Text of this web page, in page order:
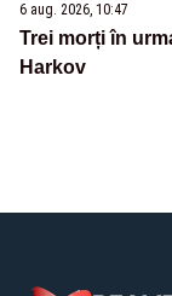
6 aug. 2026, 10:47
Trei morți în
Harkov